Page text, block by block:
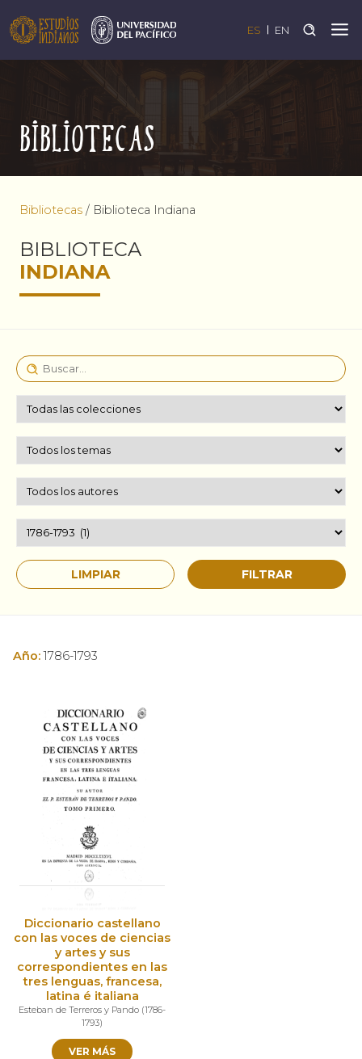
ES EN
Bibliotecas
Bibliotecas / Biblioteca Indiana
BIBLIOTECA
INDIANA
Año:1786-1793
Diccionario castellano
con las voces de ciencias
y artes y sus
correspondientes en las
tres lenguas, francesa,
latina é italiana
Esteban de Terreros y Pando (1786-
1793)
VER MÁS